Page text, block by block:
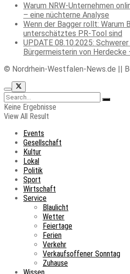
Warum NRW-Unternehmen
– eine nüchterne Analyse
Wenn der Bagger rollt: Warum
unterschätztes PR-Tool sind
UPDATE 08.10.2025:
Bürgermeisterin von
© Nordrhein-Westfalen-News.de ||
Keine Ergebnisse
View All Result
Events
Gesellschaft
Kultur
Lokal
Politik
Sport
Wirtschaft
Service
Blaulicht
Wetter
Feiertage
Ferien
Verkehr
Verkaufsoffener Sonntag
Zuhause